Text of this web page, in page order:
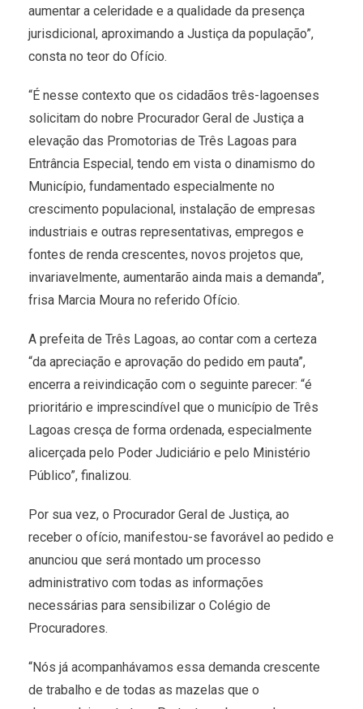
aumentar a celeridade e a qualidade da presença
jurisdicional, aproximando a Justiça da população”,
consta no teor do Ofício.
“É nesse contexto que os cidadãos três-lagoenses
solicitam do nobre Procurador Geral de Justiça a
elevação das Promotorias de Três Lagoas para
Entrância Especial, tendo em vista o dinamismo do
Município, fundamentado especialmente no
crescimento populacional, instalação de empresas
industriais e outras representativas, empregos e
fontes de renda crescentes, novos projetos que,
invariavelmente, aumentarão ainda mais a demanda”,
frisa Marcia Moura no referido Ofício.
A prefeita de Três Lagoas, ao contar com a certeza
“da apreciação e aprovação do pedido em pauta”,
encerra a reivindicação com o seguinte parecer: “é
prioritário e imprescindível que o município de Três
Lagoas cresça de forma ordenada, especialmente
alicerçada pelo Poder Judiciário e pelo Ministério
Público”, finalizou.
Por sua vez, o Procurador Geral de Justiça, ao
receber o ofício, manifestou-se favorável ao pedido e
anunciou que será montado um processo
administrativo com todas as informações
necessárias para sensibilizar o Colégio de
Procuradores.
“Nós já acompanhávamos essa demanda crescente
de trabalho e de todas as mazelas que o